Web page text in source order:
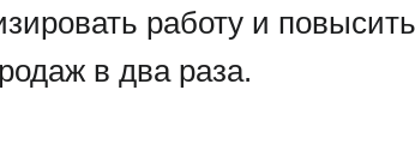
работу и
в два раза.